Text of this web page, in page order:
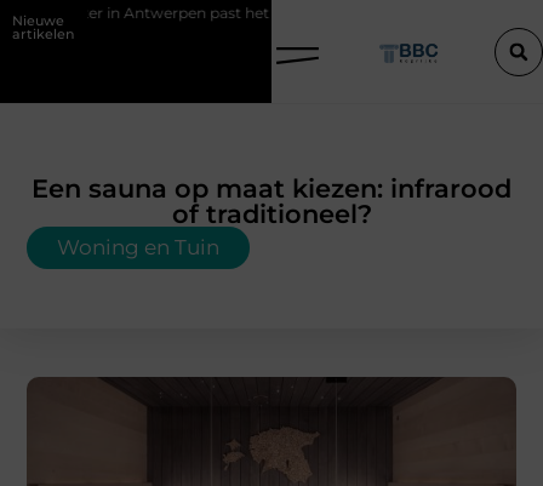
Nieuwe
artikelen
past het best bij uw situatie?
Een sauna op maat kiezen: infrarood
of traditioneel?
Woning en Tuin